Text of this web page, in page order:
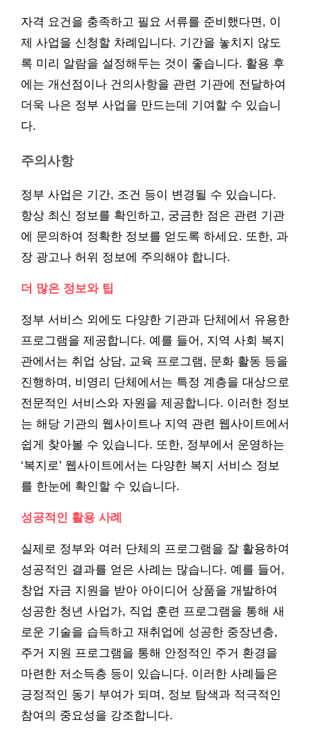
자격 요건을 충족하고 필요 서류를 준비했다면, 이
제 사업을 신청할 차례입니다. 기간을 놓치지 않도
록 미리 알람을 설정해두는 것이 좋습니다. 활용 후
에는 개선점이나 건의사항을 관련 기관에 전달하여
더욱 나은 정부 사업을 만드는데 기여할 수 있습니
다.
주의사항
정부 사업은 기간, 조건 등이 변경될 수 있습니다.
항상 최신 정보를 확인하고, 궁금한 점은 관련 기관
에 문의하여 정확한 정보를 얻도록 하세요. 또한, 과
장 광고나 허위 정보에 주의해야 합니다.
더 많은 정보와 팁
정부 서비스 외에도 다양한 기관과 단체에서 유용한
프로그램을 제공합니다. 예를 들어, 지역 사회 복지
관에서는 취업 상담, 교육 프로그램, 문화 활동 등을
진행하며, 비영리 단체에서는 특정 계층을 대상으로
전문적인 서비스와 자원을 제공합니다. 이러한 정보
는 해당 기관의 웹사이트나 지역 관련 웹사이트에서
쉽게 찾아볼 수 있습니다. 또한, 정부에서 운영하는
‘복지로’ 웹사이트에서는 다양한 복지 서비스 정보
를 한눈에 확인할 수 있습니다.
성공적인 활용 사례
실제로 정부와 여러 단체의 프로그램을 잘 활용하여
성공적인 결과를 얻은 사례는 많습니다. 예를 들어,
창업 자금 지원을 받아 아이디어 상품을 개발하여
성공한 청년 사업가, 직업 훈련 프로그램을 통해 새
로운 기술을 습득하고 재취업에 성공한 중장년층,
주거 지원 프로그램을 통해 안정적인 주거 환경을
마련한 저소득층 등이 있습니다. 이러한 사례들은
긍정적인 동기 부여가 되며, 정보 탐색과 적극적인
참여의 중요성을 강조합니다.